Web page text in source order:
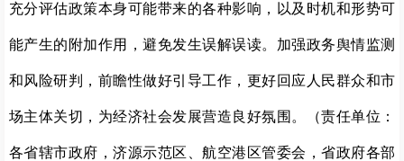
充分评估政策本身可能带来的各种影响，以及时机和形势可
能产生的附加作用，避免发生误解误读。加强政务舆情监测
和风险研判，前瞻性做好引导工作，更好回应人民群众和市
场主体关切，为经济社会发展营造良好氛围。（责任单位：
各省辖市政府，济源示范区、航空港区管委会，省政府各部